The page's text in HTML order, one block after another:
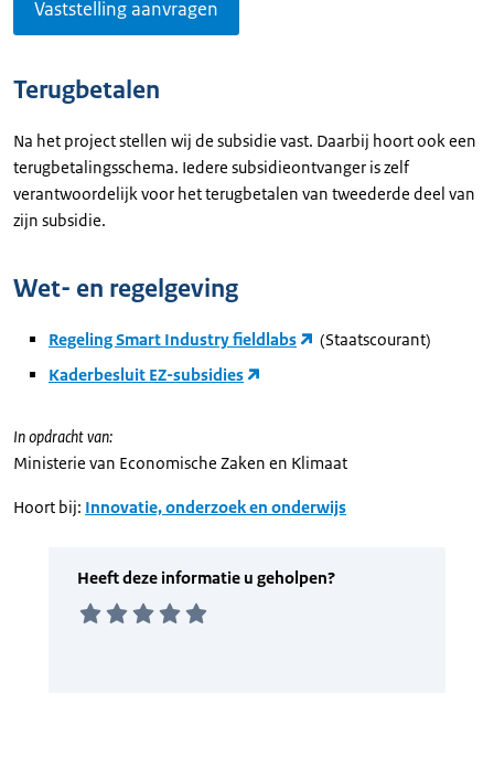
Vaststelling aanvragen
Terugbetalen
Na het project stellen wij de subsidie vast. Daarbij hoort ook een
terugbetalingsschema. Iedere subsidieontvanger is zelf
verantwoordelijk voor het terugbetalen van tweederde deel van
zijn subsidie.
Wet- en regelgeving
Regeling Smart Industry fieldlabs
(Staatscourant)
Kaderbesluit EZ-subsidies
In opdracht van:
Ministerie van Economische Zaken en Klimaat
Hoort bij: Innovatie, onderzoek en onderwijs